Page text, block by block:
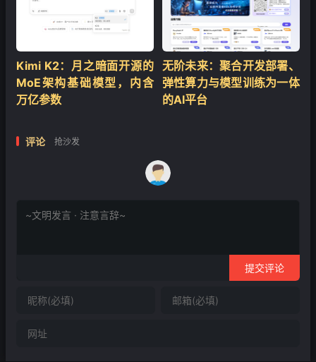
Kimi K2：月之暗面开源的
MoE架构基础模型，内含
万亿参数
无阶未来：聚合开发部署、
弹性算力与模型训练为一体
的AI平台
评论 抢沙发
提交评论